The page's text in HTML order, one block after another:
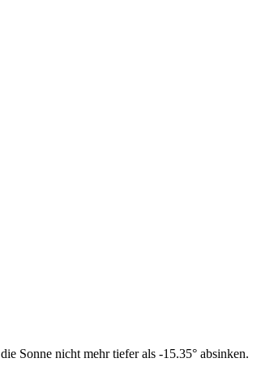
Sonne nicht mehr tiefer als -15.35° absinken.